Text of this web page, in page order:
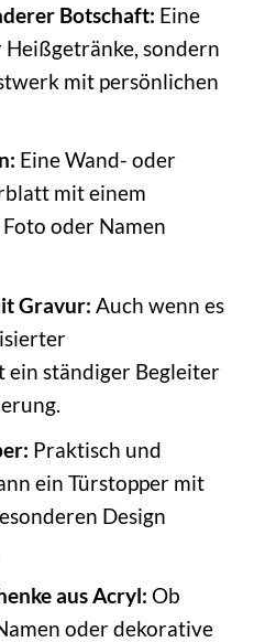
Botschaft: Eine
Heißgetränke, sondern
mit persönlichen
Eine Wand- oder
mit einem
oder Namen
Gravur: Auch wenn es
ein ständiger Begleiter
Praktisch und
ein Türstopper mit
Design
aus Acryl: Ob
oder dekorative